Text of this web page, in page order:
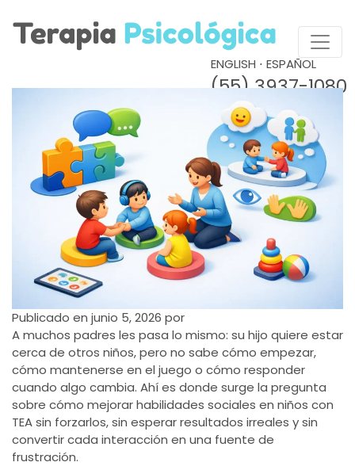
ENGLISH ⋅ ESPAÑOL
(55) 3937-1080
Publicado en junio 5, 2026 por
A muchos padres les pasa lo mismo: su hijo quiere estar
cerca de otros niños, pero no sabe cómo empezar,
cómo mantenerse en el juego o cómo responder
cuando algo cambia. Ahí es donde surge la pregunta
sobre cómo mejorar habilidades sociales en niños con
TEA sin forzarlos, sin esperar resultados irreales y sin
convertir cada interacción en una fuente de
frustración.